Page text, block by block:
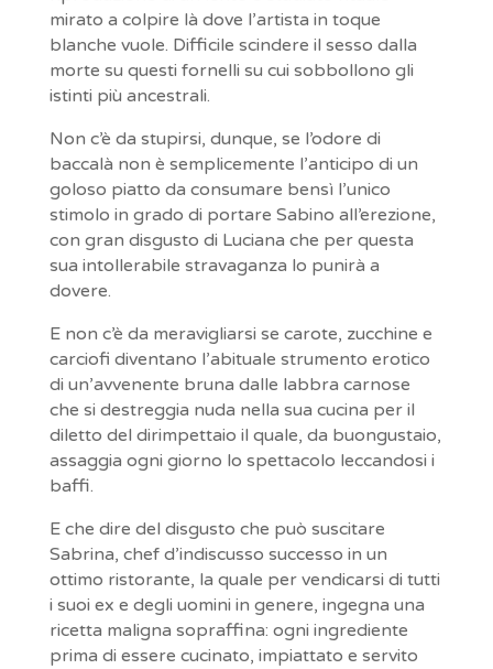
mirato a colpire là dove l’artista in toque
blanche vuole. Difficile scindere il sesso dalla
morte su questi fornelli su cui sobbollono gli
istinti più ancestrali.
Non c’è da stupirsi, dunque, se l’odore di
baccalà non è semplicemente l’anticipo di un
goloso piatto da consumare bensì l’unico
stimolo in grado di portare Sabino all’erezione,
con gran disgusto di Luciana che per questa
sua intollerabile stravaganza lo punirà a
dovere.
E non c’è da meravigliarsi se carote, zucchine e
carciofi diventano l’abituale strumento erotico
di un’avvenente bruna dalle labbra carnose
che si destreggia nuda nella sua cucina per il
diletto del dirimpettaio il quale, da buongustaio,
assaggia ogni giorno lo spettacolo leccandosi i
baffi.
E che dire del disgusto che può suscitare
Sabrina, chef d’indiscusso successo in un
ottimo ristorante, la quale per vendicarsi di tutti
i suoi ex e degli uomini in genere, ingegna una
ricetta maligna sopraffina: ogni ingrediente
prima di essere cucinato, impiattato e servito